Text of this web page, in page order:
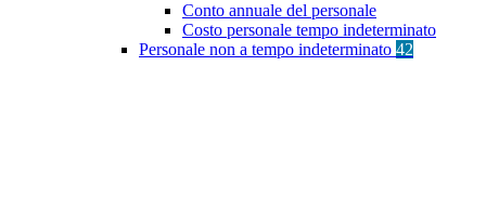
Conto annuale del personale
Costo personale tempo indeterminato
Personale non a tempo indeterminato 42